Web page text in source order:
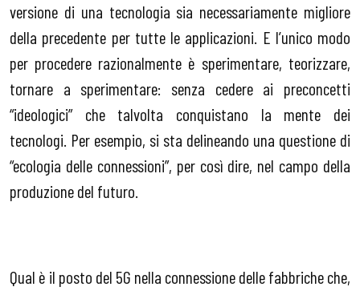
versione di una tecnologia sia necessariamente migliore
della precedente per tutte le applicazioni. E l’unico modo
per procedere razionalmente è sperimentare, teorizzare,
tornare a sperimentare: senza cedere ai preconcetti
“ideologici” che talvolta conquistano la mente dei
tecnologi. Per esempio, si sta delineando una questione di
“ecologia delle connessioni”, per così dire, nel campo della
produzione del futuro.
Qual è il posto del 5G nella connessione delle fabbriche che,